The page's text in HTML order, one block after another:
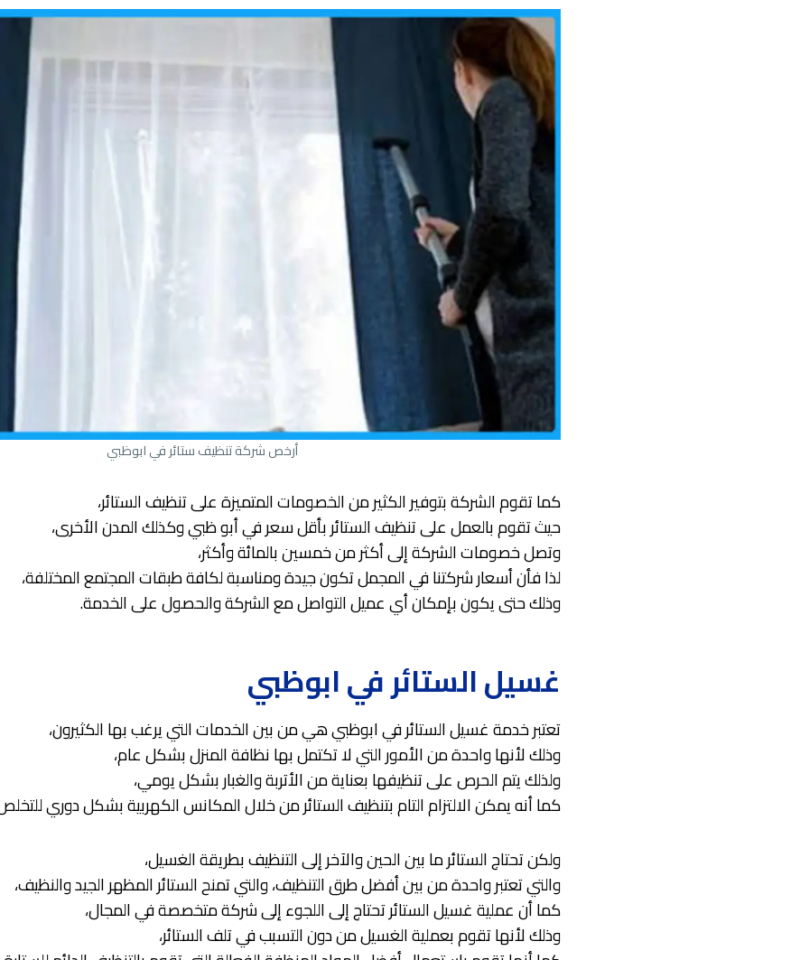
أرخص شركة تنظيف ستائر في ابوظبي
كما تقوم الشركة بتوفير الكثير من الخصومات المتميزة على تنظيف الستائر،
حيث تقوم بالعمل على تنظيف الستائر بأقل سعر في أبو ظبي وكذلك المدن الأخرى،
وتصل خصومات الشركة إلى أكثر من خمسين بالمائة وأكثر،
لذا فأن أسعار شركتنا في المجمل تكون جيدة ومناسبة لكافة طبقات المجتمع المختلفة،
وذلك حتى يكون بإمكان أي عميل التواصل مع الشركة والحصول على الخدمة.
غسيل الستائر في ابوظبي
تعتبر خدمة غسيل الستائر في ابوظبي هي من بين الخدمات التي يرغب بها الكثيرون،
وذلك لأنها واحدة من الأمور التي لا تكتمل بها نظافة المنزل بشكل عام،
ولذلك يتم الحرص على تنظيفها بعناية من الأتربة والغبار بشكل يومي،
كما أنه يمكن الالتزام التام بتنظيف الستائر من خلال المكانس الكهربية بشكل دوري
ولكن تحتاج الستائر ما بين الحين والآخر إلى التنظيف بطريقة الغسيل،
والتي تعتبر واحدة من بين أفضل طرق التنظيف، والتي تمنح الستائر المظهر الجيد والنظيف،
كما أن عملية غسيل الستائر تحتاج إلى اللجوء إلى شركة متخصصة في المجال،
وذلك لأنها تقوم بعملية الغسيل من دون التسبب في تلف الستائر،